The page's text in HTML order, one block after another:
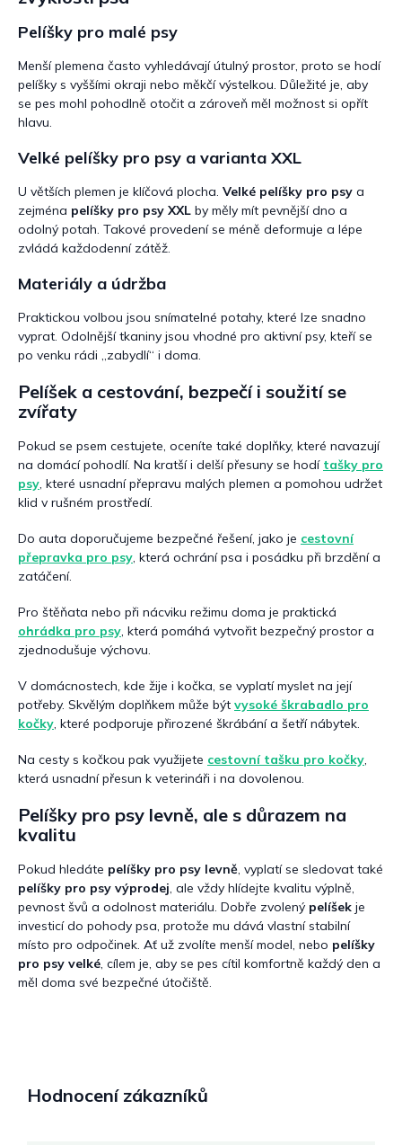
Pelíšky pro malé psy
Menší plemena často vyhledávají útulný prostor, proto se hodí
pelíšky s vyššími okraji nebo měkčí výstelkou. Důležité je, aby
se pes mohl pohodlně otočit a zároveň měl možnost si opřít
hlavu.
Velké pelíšky pro psy a varianta XXL
U větších plemen je klíčová plocha. Velké pelíšky pro psy a
zejména pelíšky pro psy XXL by měly mít pevnější dno a
odolný potah. Takové provedení se méně deformuje a lépe
zvládá každodenní zátěž.
Materiály a údržba
Praktickou volbou jsou snímatelné potahy, které lze snadno
vyprat. Odolnější tkaniny jsou vhodné pro aktivní psy, kteří se
po venku rádi „zabydlí“ i doma.
Pelíšek a cestování, bezpečí i soužití se
zvířaty
Pokud se psem cestujete, oceníte také doplňky, které navazují
na domácí pohodlí. Na kratší i delší přesuny se hodí tašky pro
psy, které usnadní přepravu malých plemen a pomohou udržet
klid v rušném prostředí.
Do auta doporučujeme bezpečné řešení, jako je cestovní
přepravka pro psy, která ochrání psa i posádku při brzdění a
zatáčení.
Pro štěňata nebo při nácviku režimu doma je praktická
ohrádka pro psy, která pomáhá vytvořit bezpečný prostor a
zjednodušuje výchovu.
V domácnostech, kde žije i kočka, se vyplatí myslet na její
potřeby. Skvělým doplňkem může být vysoké škrabadlo pro
kočky, které podporuje přirozené škrábání a šetří nábytek.
Na cesty s kočkou pak využijete cestovní tašku pro kočky,
která usnadní přesun k veterináři i na dovolenou.
Pelíšky pro psy levně, ale s důrazem na
kvalitu
Pokud hledáte pelíšky pro psy levně , vyplatí se sledovat také
pelíšky pro psy výprodej , ale vždy hlídejte kvalitu výplně,
pevnost švů a odolnost materiálu. Dobře zvolený pelíšek je
investicí do pohody psa, protože mu dává vlastní stabilní
místo pro odpočinek. Ať už zvolíte menší model, nebo pelíšky
pro psy velké , cílem je, aby se pes cítil komfortně každý den a
měl doma své bezpečné útočiště.
Hodnocení zákazníků